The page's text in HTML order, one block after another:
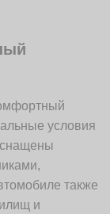
условия
также
и